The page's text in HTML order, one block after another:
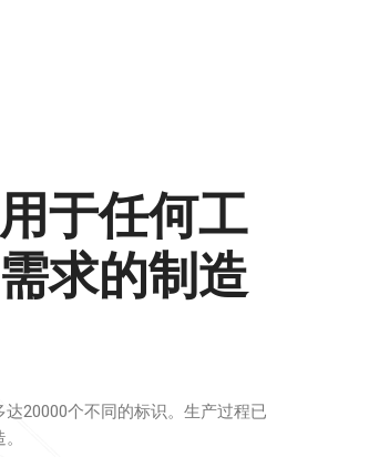
于任何工
求的制造
20000个不同的标识。生产过程已